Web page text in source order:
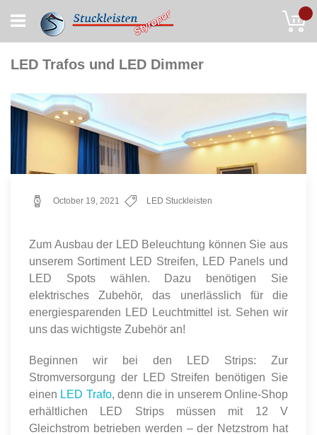
to
Content
LED Trafos und LED Dimmer
October 19, 2021 LED Stuckleisten
Zum Ausbau der LED Beleuchtung können Sie aus
unserem Sortiment LED Streifen, LED Panels und
LED Spots wählen. Dazu benötigen Sie
elektrisches Zubehör, das unerlässlich für die
energiesparenden LED Leuchtmittel ist. Sehen wir
uns das wichtigste Zubehör an!
Beginnen wir bei den LED Strips: Zur
Stromversorgung der LED Streifen benötigen Sie
einen LED Trafo, denn die in unserem Online-Shop
erhältlichen LED Strips müssen mit 12 V
Gleichstrom betrieben werden – der Netzstrom hat